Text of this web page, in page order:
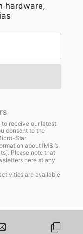
hardware,
receive our latest
consent to the
Star
about [MSI’s
Please note that
hereat any
are available